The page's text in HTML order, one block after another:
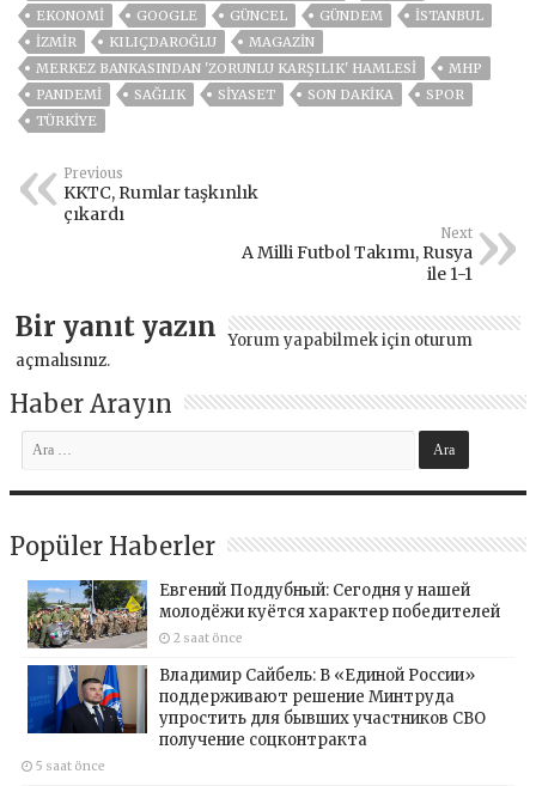
EKONOMİ
GOOGLE GÜNCEL GÜNDEM
ISTANBUL
İZMIR
KILIÇDAROĞLU
MAGAZİN
MERKEZ BANKASINDAN 'ZORUNLU KARŞILIK' HAMLESI
MHP
PANDEMİ
SAĞLIK SİYASET SON DAKIKA
SPOR
TÜRKİYE
Previous
KKTC, Rumlar taşkınlık
çıkardı
Next
A Milli Futbol Takımı, Rusya
ile 1-1
Bir yanıt yazın Yorum yapabilmek için oturum
açmalısınız.
Haber Arayın
Popüler Haberler
Евгений Поддубный: Сегодня у нашей
молодёжи куётся характер победителей
2 saat önce
Владимир Сайбель: В «Единой России»
поддерживают решение Минтруда
упростить для бывших участников СВО
получение соцконтракта
5 saat önce